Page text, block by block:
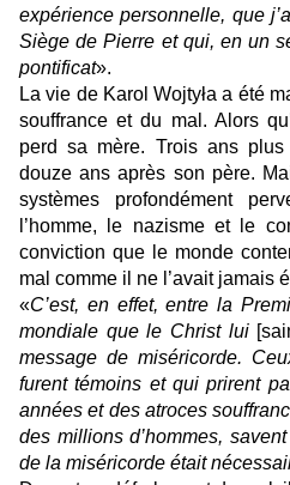
expérience personnelle, que
Siège de Pierre et qui, en un
pontificat».
La vie de Karol Wojtyła a été
souffrance et du mal. Alors
perd sa mère. Trois ans
douze ans après son père.
systèmes profondément
l’homme, le nazisme et le
conviction que le monde
mal comme il ne l’avait jamais
«C’est, en effet, entre la
mondiale que le Christ lui
message de miséricorde.
furent témoins et qui prirent
années et des atroces
des millions d’hommes,
de la miséricorde était